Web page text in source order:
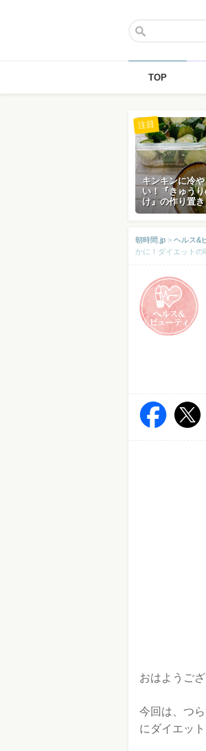
TOP
キンキンに冷
い！『きゅう
け』の作り置き
注目
朝時間.jp > ヘルス&
かに！ダイエットの
おはようござ
今回は、つ
にダイエッ